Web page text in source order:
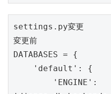
settings.py変更
変更前
DATABASES = {